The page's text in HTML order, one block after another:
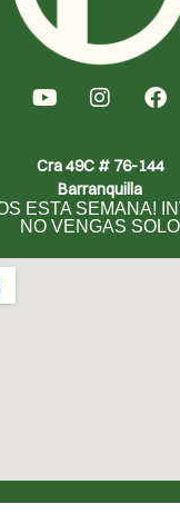
Cra 49C # 76-144
Barranquilla
ESTA SEMANA!
NO VENGAS SOLO